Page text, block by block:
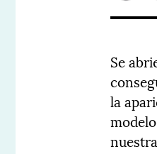
Se
la